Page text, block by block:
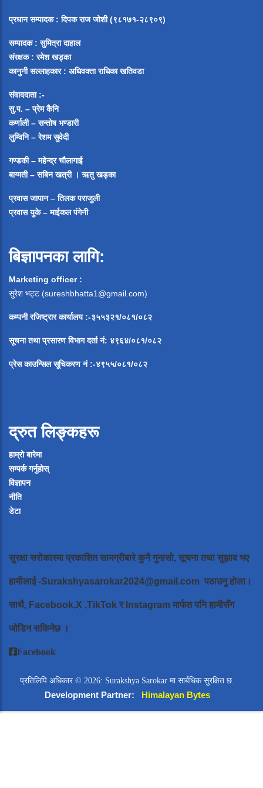
प्रधान सम्पादक: दिपक राज जोशी (९८१७१-२८९०९)
सम्पादक : सुमित्रा दाहाल
संरक्षक : रमेश खड्का
कानुनी सल्लाहकार : अधिवक्ता राधिका खतिवडा
संवाददाता :-
सु.प. – प्रेम कैनि
कर्णाली – सन्तोष भण्डारी
लुम्विनि – रेशम सुवेदी
गण्डकी – महेन्द्र चौलागाई
बाग्मती – सबिन खत्री ।ऋतु खड्का
प्रवास जापान – तिलक पराजुली
प्रवास युके – माईकल पंगेनी
बिज्ञापनका लागि:
Marketing officer :
सुरेश भट्ट (sureshbhatta1@gmail.com)
कम्पनी रजिष्ट्रार कार्यालय :-३५५३२१/०८१/०८२
सूचना तथा प्रसारण विभाग दर्ता नं: ४९६४/०८१/०८२
प्रेस काउन्सिल सूचिकरण नं:-४९५५/०८१/०८२
द्रुत लिङ्कहरू
हाम्रो बारेमा
सम्पर्क गर्नुहोस्
विज्ञापन
नीति
डेटा
सुरक्षा सरोकारमा प्रकाशित सामग्रीबारे कुनै गुनासो, सूचना तथा सुझाव भए
हामीलाई-Surakshyasarokar2024@gmail.com पठाउनु होला।
साथै, Facebook,X ,TikTok र Instagram मार्फत पनि हामीसँग
जोडिन सकिनेछ ।
Facebook
प्रतिलिपि अधिकार © 2026: Surakshya Sarokar मा सार्बधिक सुरक्षित छ.
Development Partner: Himalayan Bytes